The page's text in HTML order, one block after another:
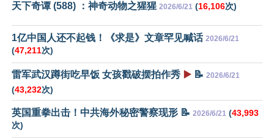
天下奇谭 (588) ：神奇动物之猩猩 2026/6/21 (16,106次)
1亿中国人还不起钱！《求是》文章罕见喊话 2026/6/21
(47,211次)
雷军武汉蹲街吃早饭 女孩戳破摆拍作秀 ▶️ 📝 2026/6/21
(43,232次)
英国重拳出击！中共海外秘密警察现形 📝 2026/6/21 (43,993
次)